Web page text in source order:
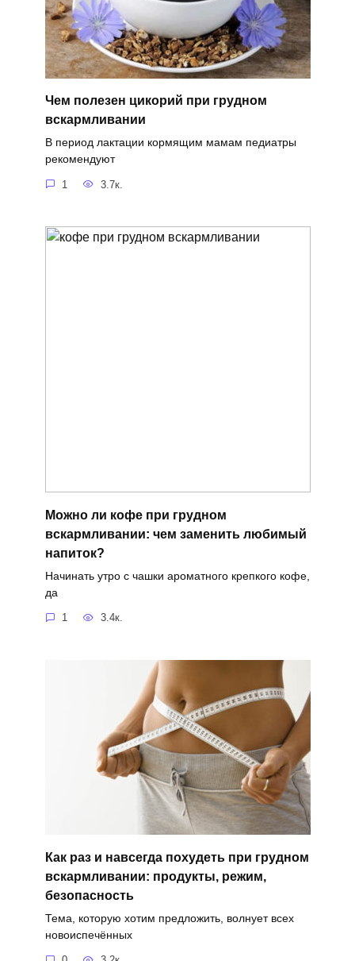
Чем полезен цикорий при грудном
вскармливании
В период лактации кормящим мамам педиатры
рекомендуют
1 3.7к.
Можно ли кофе при грудном
вскармливании: чем заменить любимый
напиток?
Начинать утро с чашки ароматного крепкого кофе,
да
1 3.4к.
Как раз и навсегда похудеть при грудном
вскармливании: продукты, режим,
безопасность
Тема, которую хотим предложить, волнует всех
новоиспечённых